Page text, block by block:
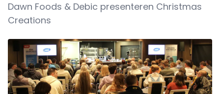
Dawn Foods & Debic presenteren Christmas
Creations